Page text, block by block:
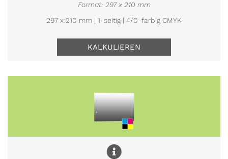
Format: 297 x 210 mm
297 x 210 mm | 1-seitig | 4/0-farbig CMYK
KALKULIEREN